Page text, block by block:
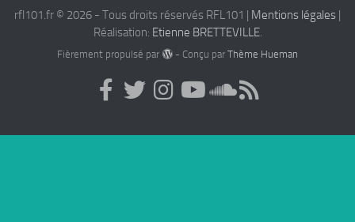
rfl101.fr © 2026 - Tous droits réservés RFL101 | Mentions légales |
Réalisation: Etienne BRETTEVILLE.
Fièrement propulsé par - Conçu par Thème Hueman